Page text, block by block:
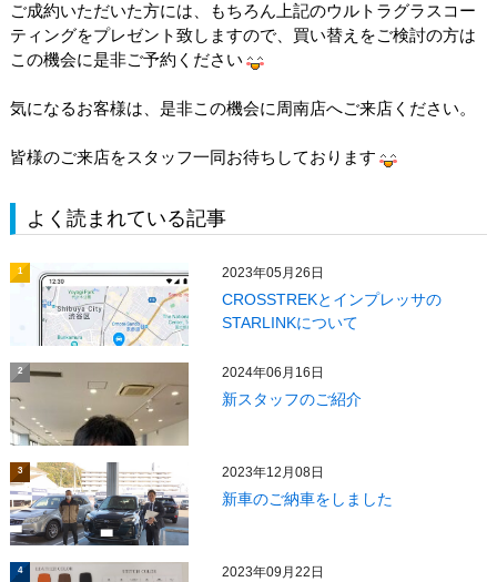
ご成約いただいた方には、もちろん上記のウルトラグラスコー
ティングをプレゼント致しますので、買い替えをご検討の方は
この機会に是非ご予約ください
気になるお客様は、是非この機会に周南店へご来店ください。
皆様のご来店をスタッフ一同お待ちしております
よく読まれている記事
1 2023年05月26日
CROSSTREKとインプレッサの
STARLINKについて
2 2024年06月16日
新スタッフのご紹介
3 2023年12月08日
新車のご納車をしました
4 2023年09月22日